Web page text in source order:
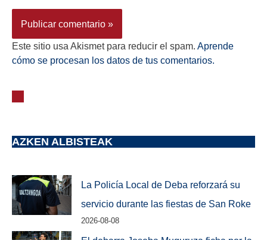
Este sitio usa Akismet para reducir el spam. Aprende
cómo se procesan los datos de tus comentarios.
AZKEN ALBISTEAK
La Policía Local de Deba reforzará su
servicio durante las fiestas de San Roke
2026-08-08